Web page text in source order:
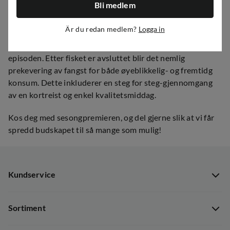
forskjellige steder, og med fire fiskere i aksjon må det jo
episoden. Etter fisket er avsluttet blir det nemlig
prekevering av fangst for både øyeblikkelig- og fremtidg
konsum. Dette inkluderer en steg for steg-gjennomgang
av en kortreist og enkel kvalitetsmiddag.
Kos deg med sesongpremieren, og del gjerne slik at vi får
spredd budskapet til så mange som mulig!
Kundservice
Sortiment
Bli medlem
Är du redan medlem? Logga in